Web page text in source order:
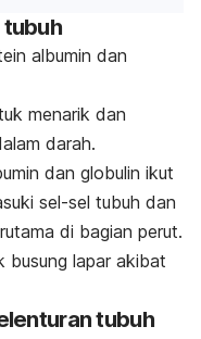
tubuh
albumin dan
menarik dan
darah.
dan globulin ikut
sel-sel tubuh dan
di bagian perut.
busung lapar akibat
tubuh